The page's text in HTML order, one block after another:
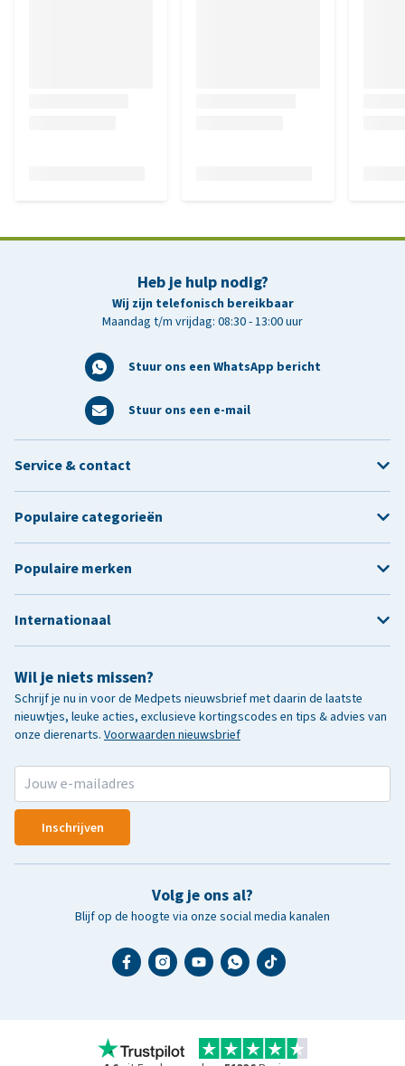
Heb je hulp nodig?
Wij zijn telefonisch bereikbaar
Maandag t/m vrijdag: 08:30 - 13:00 uur
Stuur ons een WhatsApp bericht
Stuur ons een e-mail
Wil je niets missen?
Schrijf je nu in voor de Medpets nieuwsbrief met daarin de laatste
nieuwtjes, leuke acties, exclusieve kortingscodes en tips & advies van
onze dierenarts. Voorwaarden nieuwsbrief
Inschrijven
Volg je ons al?
Blijf op de hoogte via onze social media kanalen
Service & contact
Populaire categorieën
Populaire merken
Internationaal